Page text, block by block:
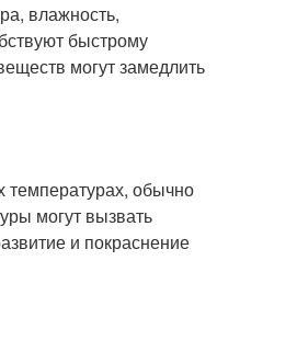
влажность,
быстрому
могут замедлить
температурах, обычно
могут вызвать
и покраснение